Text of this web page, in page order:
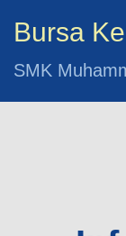
Bursa
SMK